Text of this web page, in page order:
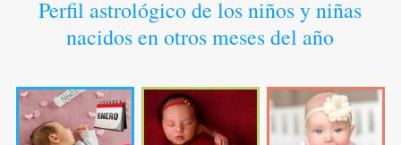
Perfil astrológico de los niños y niñas
nacidos en otros meses del año